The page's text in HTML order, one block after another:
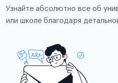
Узнайте абсолютно все об
или школе благодаря